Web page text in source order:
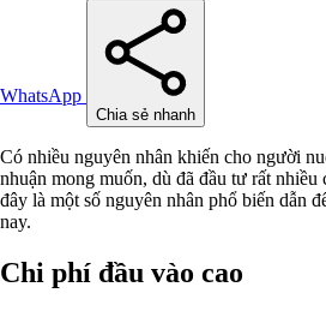
WhatsApp
Chia sẻ nhanh
Có nhiều nguyên nhân khiến cho người
nhuận mong muốn, dù đã đầu tư rất
đây là một số nguyên nhân phổ biến dẫn
nay.
Chi phí đầu vào cao